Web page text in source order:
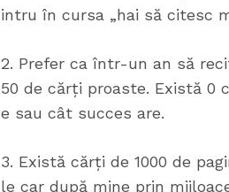
intru în cursa „hai să citesc
2. Prefer ca într-un an să
50 de cărți proaste. Există
e sau cât succes are.
3. Există cărți de 1000 de
le car după mine prin